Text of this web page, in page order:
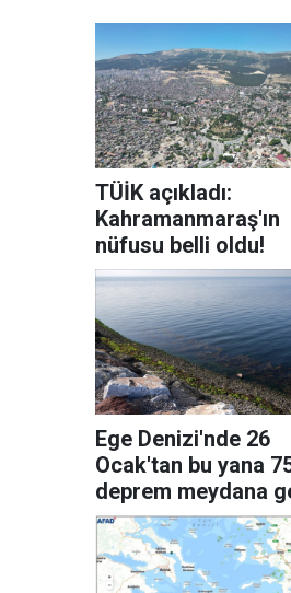
TÜİK açıkladı:
Kahramanmaraş'ın
nüfusu belli oldu!
Ege Denizi'nde 26
Ocak'tan bu yana
deprem meydana